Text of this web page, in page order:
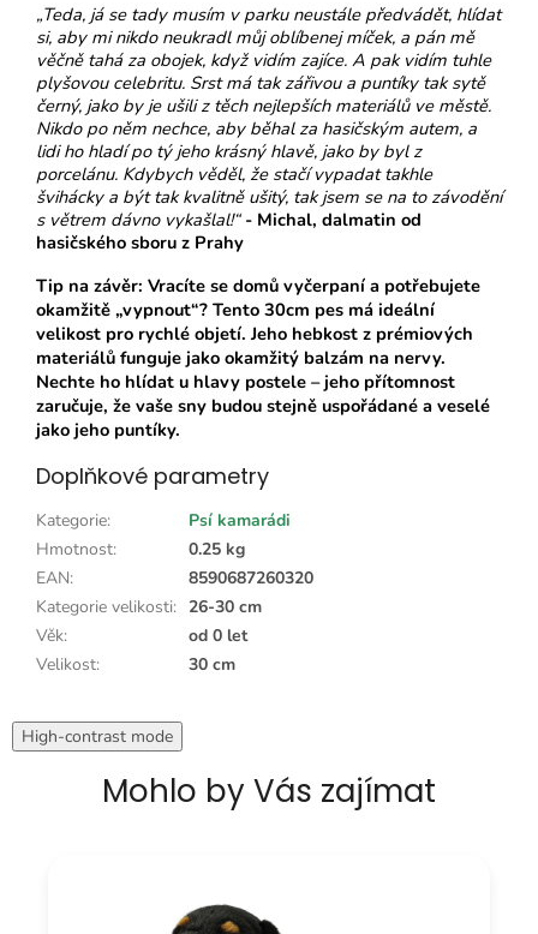
„Teda, já se tady musím v parku neustále předvádět, hlídat
si, aby mi nikdo neukradl můj oblíbenej míček, a pán mě
věčně tahá za obojek, když vidím zajíce. A pak vidím tuhle
plyšovou celebritu. Srst má tak zářivou a puntíky tak sytě
černý, jako by je ušili z těch nejlepších materiálů ve městě.
Nikdo po něm nechce, aby běhal za hasičským autem, a
lidi ho hladí po tý jeho krásný hlavě, jako by byl z
porcelánu. Kdybych věděl, že stačí vypadat takhle
švihácky a být tak kvalitně ušitý, tak jsem se na to závodění
s větrem dávno vykašlal!“- Michal, dalmatin od
hasičského sboru z Prahy
Tip na závěr: Vracíte se domů vyčerpaní a potřebujete
okamžitě „vypnout“? Tento 30cm pes má ideální
velikost pro rychlé objetí. Jeho hebkost z prémiových
materiálů funguje jako okamžitý balzám na nervy.
Nechte ho hlídat u hlavy postele – jeho přítomnost
zaručuje, že vaše sny budou stejně uspořádané a veselé
jako jeho puntíky.
Doplňkové parametry
Kategorie:
Psí kamarádi
Hmotnost:
0.25 kg
EAN:
8590687260320
Kategorie velikosti: 26-30 cm
Věk:
od 0 let
Velikost: 30 cm
High-contrast mode
Mohlo by Vás zajímat